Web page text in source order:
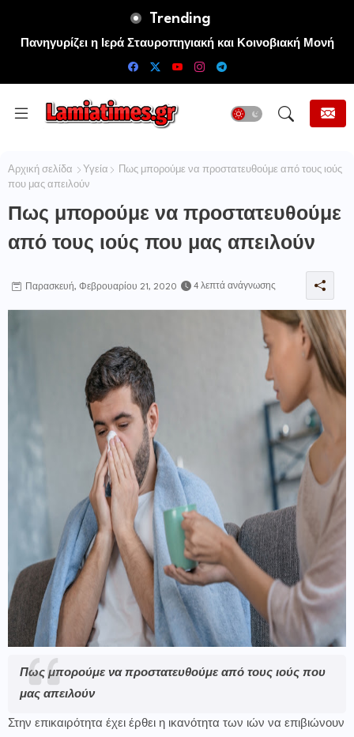
Trending
Πανηγυρίζει η Ιερά Σταυροπηγιακή και Κοινοβιακή Μονή
Μεταμορφώσεως του Σωτήρος Καμενων Βουρλων (Μονή
Αρχική σελίδα Υγεία
Πως μπορούμε να προστατευθούμε από τους ιούς
που μας απειλούν
Πως μπορούμε να προστατευθούμε
από τους ιούς που μας απειλούν
Παρασκευή, Φεβρουαρίου 21, 2020 4 λεπτά ανάγνωσης
Πως μπορούμε να προστατευθούμε από τους ιούς που
μας απειλούν
Στην επικαιρότητα έχει έρθει η ικανότητα των ιών να επιβιώνουν